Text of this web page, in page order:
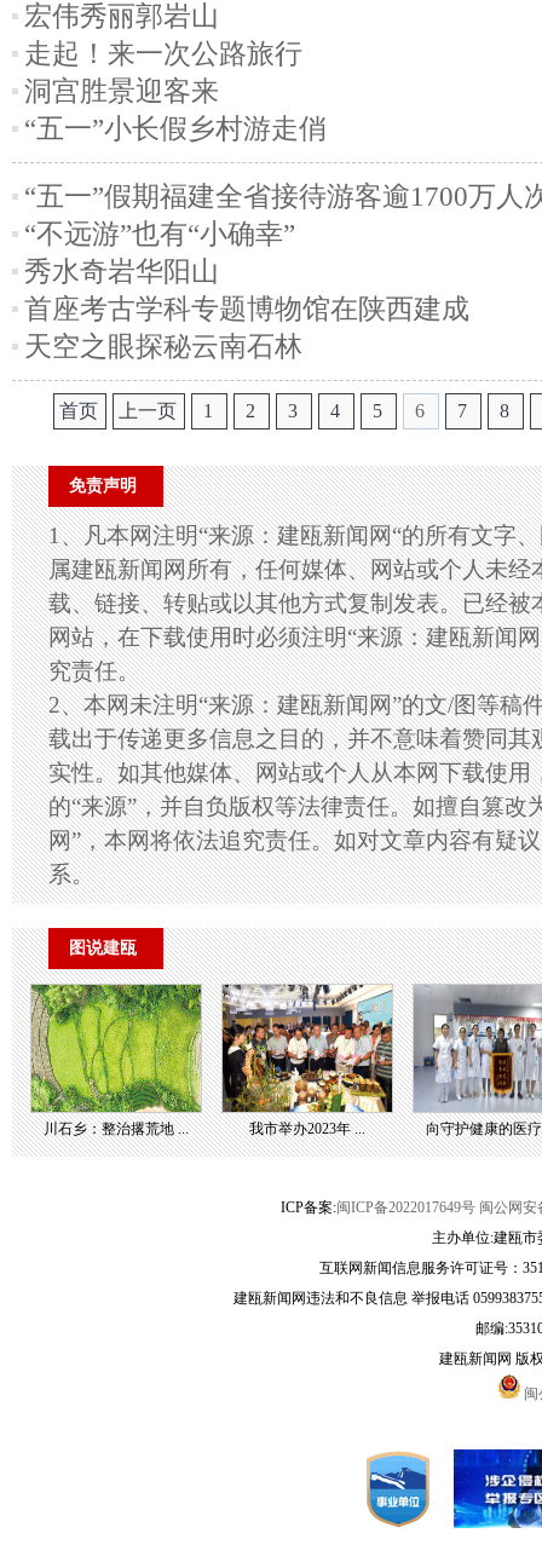
宏伟秀丽郭岩山
走起！来一次公路旅行
洞宫胜景迎客来
“五一”小长假乡村游走俏
“五一”假期福建全省接待游客逾1700万人
“不远游”也有“小确幸”
秀水奇岩华阳山
首座考古学科专题博物馆在陕西建成
天空之眼探秘云南石林
首页 上一页 1 2 3 4 5 6 7 8
免责声明
1、凡本网注明“来源：建瓯新闻网“的所有文字
属建瓯新闻网所有，任何媒体、网站或个人未经
载、链接、转贴或以其他方式复制发表。已经被
网站，在下载使用时必须注明“来源：建瓯新闻
究责任。
2、本网未注明“来源：建瓯新闻网”的文/图等稿
载出于传递更多信息之目的，并不意味着赞同其
实性。如其他媒体、网站或个人从本网下载使用
的“来源”，并自负版权等法律责任。如擅自篡改
网”，本网将依法追究责任。如对文章内容有疑
系。
图说建瓯
川石乡：整治撂荒地 ... 我市举办2023年 ... 向守护健康的医
ICP备案:闽ICP备2022017649号 闽公网安
主办单位:建瓯
互联网新闻信息服务许可证号：
建瓯新闻网违法和不良信息 举报电话
邮编
建瓯新闻网 版
闽